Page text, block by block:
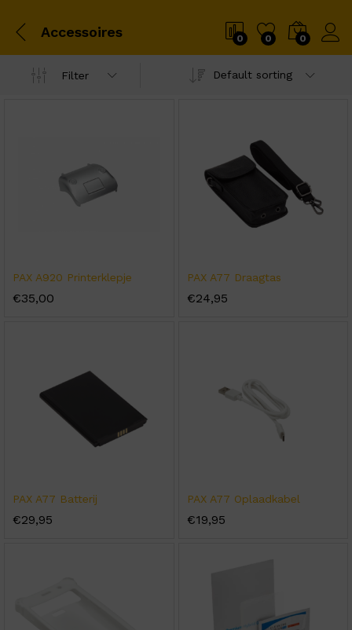
Accessoires 0 0 0
Filter Default sorting
PAX A920 Printerklepje
€35,00
PAX A77 Draagtas
€24,95
PAX A77 Batterij
€29,95
PAX A77 Oplaadkabel
€19,95